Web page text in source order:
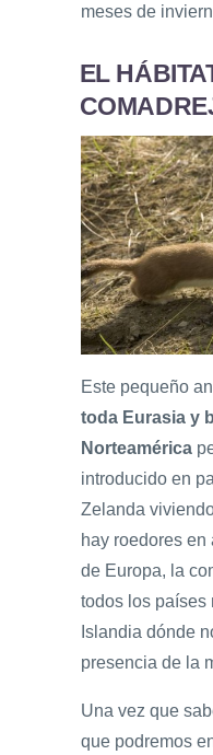
meses de
EL
Este pequeño
toda Eurasia y
Norteamérica
introducido en
Zelanda
hay roedores
de Europa, la
todos los países
Islandia dónde
presencia de la
Una vez que
que podremos